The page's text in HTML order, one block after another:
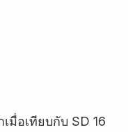
มื่อเทียบกับ SD 16